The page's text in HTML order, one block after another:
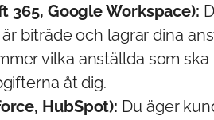
365, Google Workspace):
biträde och lagrar dina
vilka anställda som
åt dig.
HubSpot): Du äger